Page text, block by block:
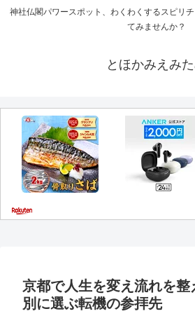
神社仏閣パワースポット、わくわくするスピリ
てみませんか？
とほかみえみ
京都で人生を変え流れを整
別に選ぶ転機の参拝先